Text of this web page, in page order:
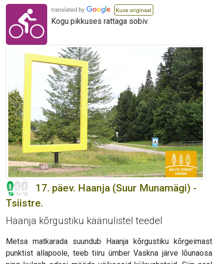
Kuva originaal
Kogu pikkuses rattaga sobiv.
17. päev. Haanja (Suur Munamägi) -
Tsiistre.
Haanja kõrgustiku käänulistel teedel
Metsa matkarada suundub Haanja kõrgustiku kõrgeimast
punktist allapoole, teeb tiiru ümber Vaskna järve lõunaosa